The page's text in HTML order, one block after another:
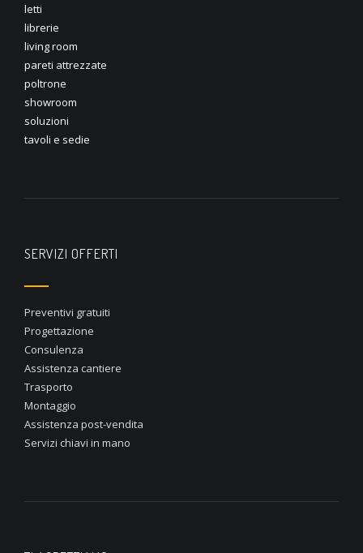
letti
librerie
living room
pareti attrezzate
poltrone
showroom
soluzioni
tavoli e sedie
SERVIZI OFFERTI
Preventivi gratuiti
Progettazione
Consulenza
Assistenza cantiere
Trasporto
Montaggio
Assistenza post-vendita
Servizi chiavi in mano